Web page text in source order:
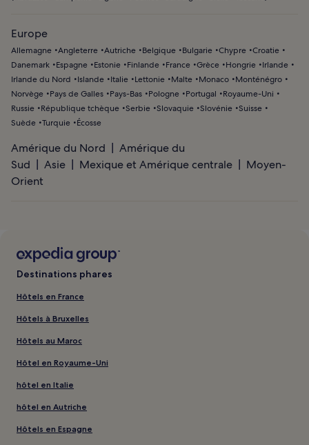
Europe
Allemagne Angleterre Autriche Belgique Bulgarie Chypre Croatie
Danemark
Espagne Estonie Finlande France Grèce Hongrie
Irlande
Irlande du Nord
Islande Italie Lettonie Malte Monaco
Monténégro
Norvège
Pays de Galles Pays-Bas Pologne Portugal
Royaume-Uni
Russie
République tchèque Serbie Slovaquie Slovénie Suisse
Suède Turquie Écosse
Amérique du Nord
Amérique du
Sud
Asie Mexique et Amérique centrale
Moyen-
Orient
Destinations phares
Hôtels en France
Hôtels à Bruxelles
Hôtels au Maroc
Hôtel en Royaume-Uni
hôtel en Italie
hôtel en Autriche
Hôtels en Espagne